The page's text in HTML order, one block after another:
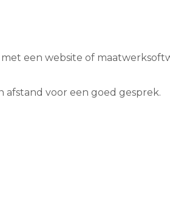
een website of
afstand voor een goed gesprek.